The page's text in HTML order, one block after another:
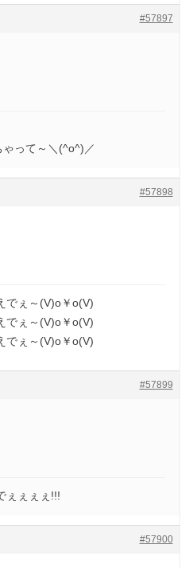
#57897
って～＼(^o^)／
#57898
でぇ～(V)o￥o(V)
でぇ～(V)o￥o(V)
でぇ～(V)o￥o(V)
#57899
ぇぇぇぇ!!!
#57900